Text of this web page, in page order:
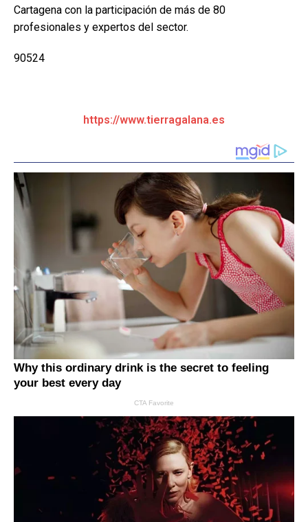
Cartagena con la participación de más de 80
profesionales y expertos del sector.
90524
https://www.tierragalana.es